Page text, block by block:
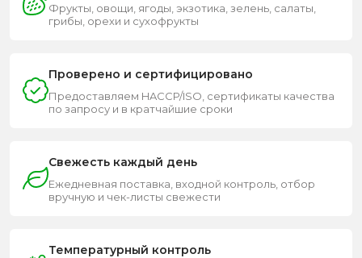
Фрукты, овощи, ягоды, экзотика, зелень, салаты,
грибы, орехи и сухофрукты
Проверено и сертифицировано
Предоставляем HACCP/ISO, сертификаты качества
по запросу и в кратчайшие сроки
Свежесть каждый день
Ежедневная поставка, входной контроль, отбор
вручную и чек-листы свежести
Температурный контроль